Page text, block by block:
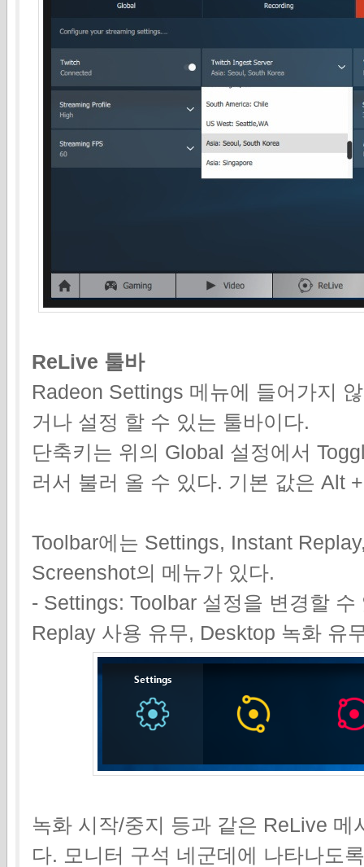
ReLive 툴바
Radeon Settings 메뉴에 들어가지
거나 설정 할 수 있는 툴바이다.
단축키는 위의 Global 설정에서
러서 불러 올 수 있다. 기본 값은 Alt
Toolbar에는 Settings, Instant
Screenshot의 메뉴가 있다.
- Settings: Toolbar 설정을 변경할
Replay 사용 유무, Desktop 녹화 유
녹화 시작/중지 등과 같은 ReLive
다. 모니터 구석 네군데에 나타나도